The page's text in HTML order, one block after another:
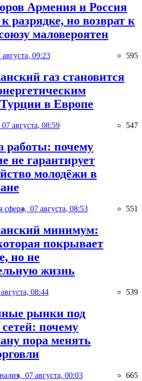
Армения и Россия
разрядке, но возврат к
маловероятен
августа, 09:23 595
газ становится
в Европе
07 августа, 08:59 547
работы: почему
не гарантирует
молодёжи в
сфера, 07 августа, 08:53 551
минимум:
покрывает
но не
жизнь
08:44 539
рынки под
почему
пора менять
07 августа, 00:03 665